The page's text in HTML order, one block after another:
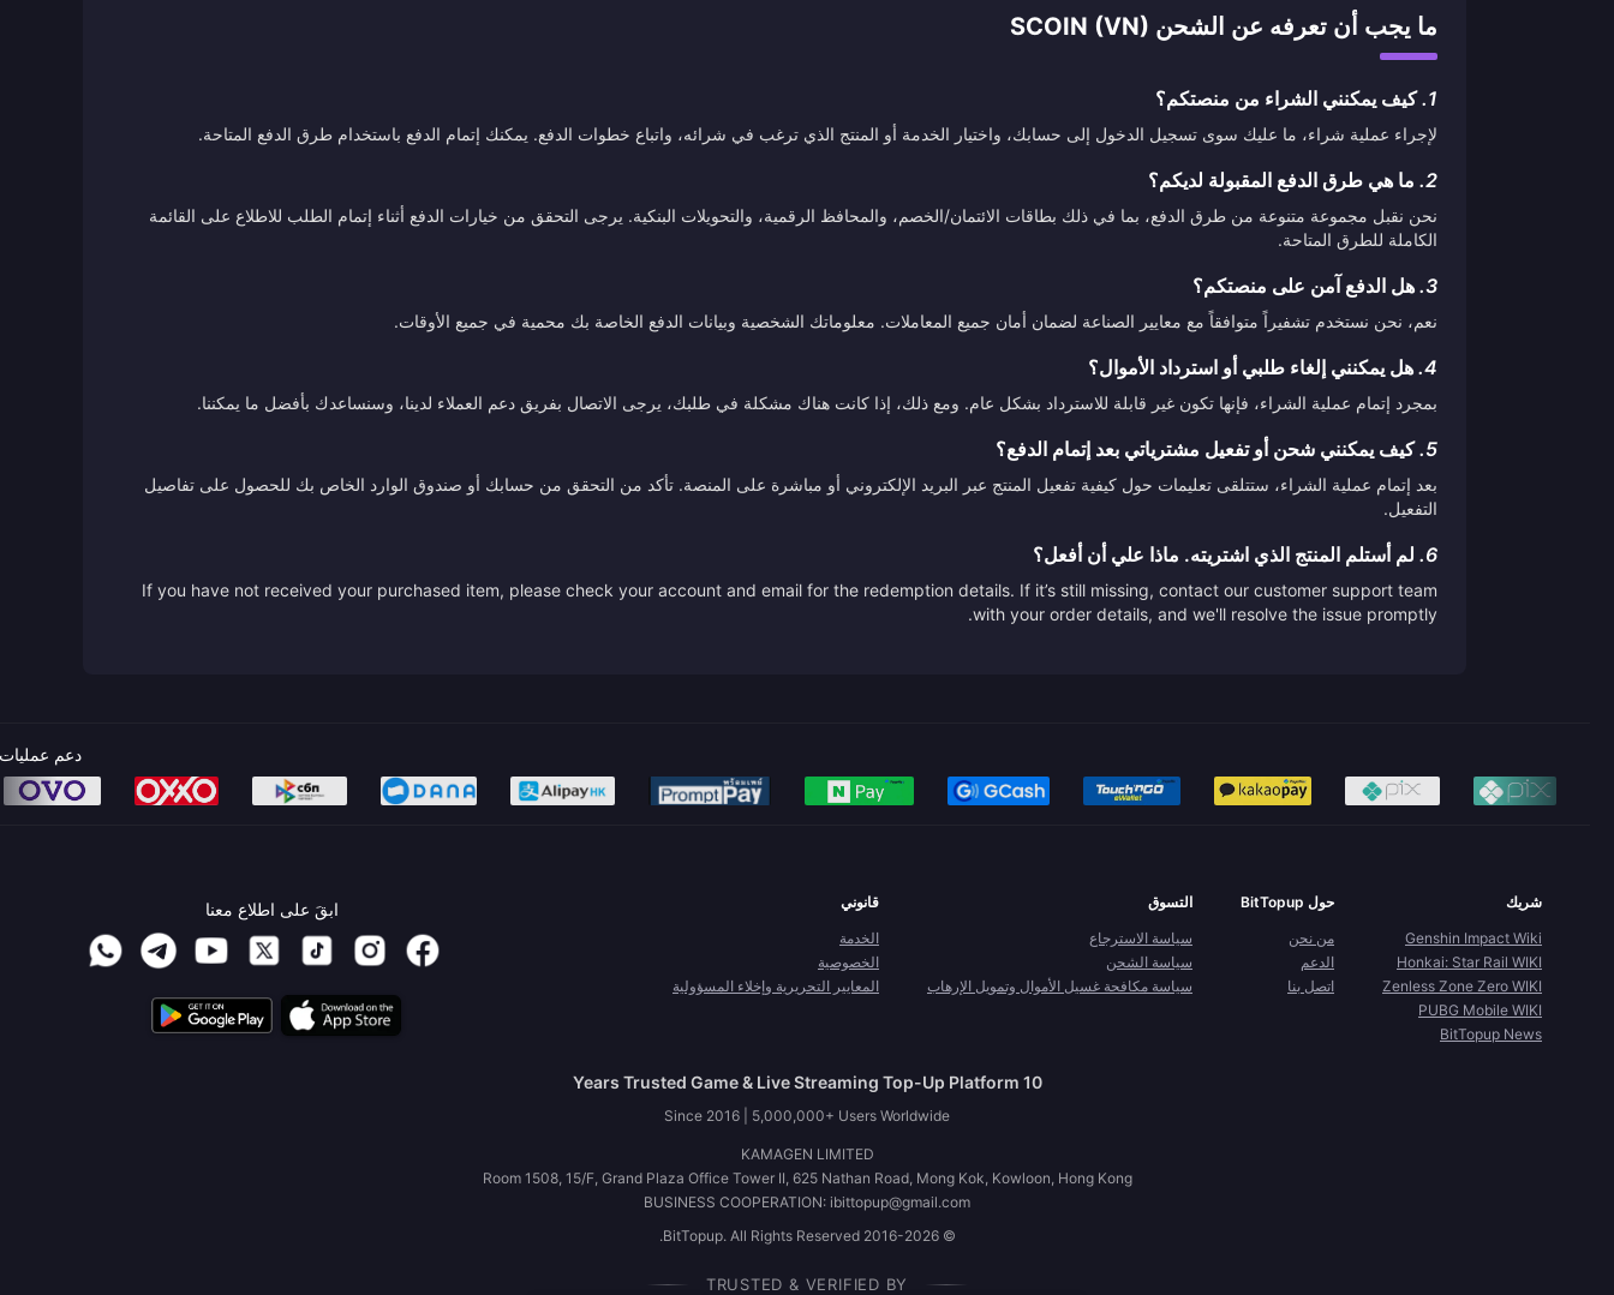
ما يجب أن تعرفه عن الشحن SCOIN (VN)
1. كيف يمكنني الشراء من منصتكم؟
لإجراء عملية شراء، ما عليك سوى تسجيل الدخول إلى حسابك، واختيار الخدمة أو المنتج الذي ترغب في شرائه، واتباع خطوات الدفع. يمكنك إتمام الدفع باستخدام طرق الدفع المتاحة.
2. ما هي طرق الدفع المقبولة لديكم؟
نحن نقبل مجموعة متنوعة من طرق الدفع، بما في ذلك بطاقات الائتمان/الخصم، والمحافظ الرقمية، والتحويلات البنكية. يرجى التحقق من خيارات الدفع أثناء إتمام الطلب للاطلاع على القائمة
الكاملة للطرق المتاحة.
3. هل الدفع آمن على منصتكم؟
نعم، نحن نستخدم تشفيراً متوافقاً مع معايير الصناعة لضمان أمان جميع المعاملات. معلوماتك الشخصية وبيانات الدفع الخاصة بك محمية في جميع الأوقات.
4. هل يمكنني إلغاء طلبي أو استرداد الأموال؟
بمجرد إتمام عملية الشراء، فإنها تكون غير قابلة للاسترداد بشكل عام. ومع ذلك، إذا كانت هناك مشكلة في طلبك، يرجى الاتصال بفريق دعم العملاء لدينا، وسنساعدك بأفضل ما يمكننا.
5. كيف يمكنني شحن أو تفعيل مشترياتي بعد إتمام الدفع؟
بعد إتمام عملية الشراء، ستتلقى تعليمات حول كيفية تفعيل المنتج عبر البريد الإلكتروني أو مباشرة على المنصة. تأكد من التحقق من حسابك أو صندوق الوارد الخاص بك للحصول على تفاصيل
التفعيل.
6. لم أستلم المنتج الذي اشتريته. ماذا علي أن أفعل؟
If you have not received your purchased item, please check your account and email for the redemption details. If it’s still missing, contact our customer support team
with your order details, and we'll resolve the issue promptly.
دعم عمليات
شريك
Genshin Impact Wiki
Honkai: Star Rail WIKI
Zenless Zone Zero WIKI
PUBG Mobile WIKI
BitTopup News
حول BitTopup
من نحن
الدعم
اتصل بنا
التسوق
سياسة الاسترجاع
سياسة الشحن
سياسة مكافحة غسيل الأموال وتمويل الإرهاب
قانوني
الخدمة
الخصوصية
المعايير التحريرية وإخلاء المسؤولية
ابقَ على اطلاع معنا
10 Years Trusted Game & Live Streaming Top-Up Platform
Since 2016 | 5,000,000+ Users Worldwide
KAMAGEN LIMITED
Room 1508, 15/F, Grand Plaza Office Tower II, 625 Nathan Road, Mong Kok, Kowloon, Hong Kong
BUSINESS COOPERATION: ibittopup@gmail.com
© 2016-2026 BitTopup. All Rights Reserved.
TRUSTED & VERIFIED BY